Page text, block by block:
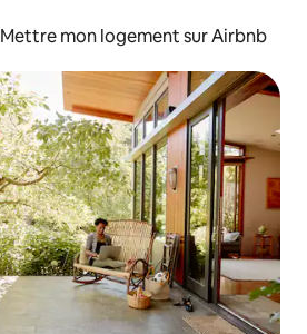
Mettre mon logement sur Airbnb